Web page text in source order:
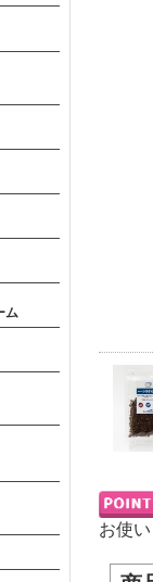
お使い
ム